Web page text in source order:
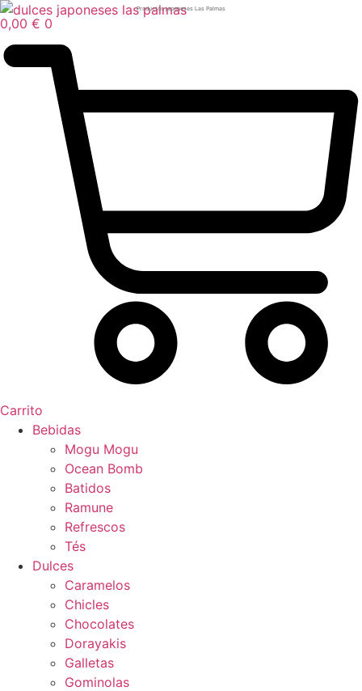
Skip
to
content
Productos japoneses Las Palmas
0,00 € 0
Carrito
Bebidas
Mogu Mogu
Ocean Bomb
Batidos
Ramune
Refrescos
Tés
Dulces
Caramelos
Chicles
Chocolates
Dorayakis
Galletas
Gominolas